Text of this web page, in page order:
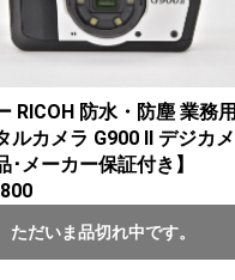
RICOH 防水・防塵 業務用
ルカメラ G900 Ⅱ デジカメ
･メーカー保証付き】
ただいま品切れ中です。